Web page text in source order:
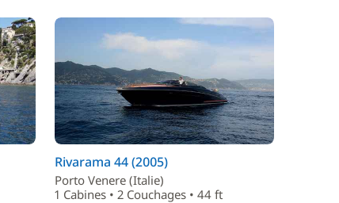
Rivarama 44 (2005)
Porto Venere (Italie)
1 Cabines • 2 Couchages • 44 ft